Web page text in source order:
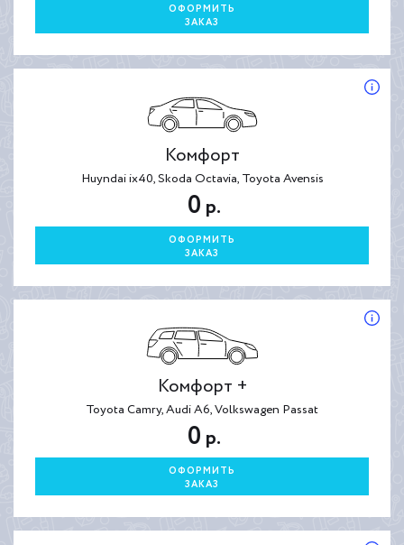
ОФОРМИТЬ
ЗАКАЗ
Комфорт
Huyndai ix40, Skoda Octavia, Toyota Avensis
0 р.
ОФОРМИТЬ
ЗАКАЗ
Комфорт +
Toyota Camry, Audi A6, Volkswagen Passat
0 р.
ОФОРМИТЬ
ЗАКАЗ